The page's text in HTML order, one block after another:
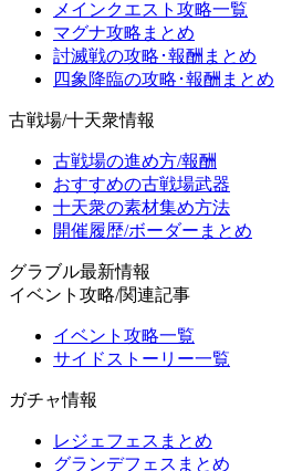
メインクエスト攻略一覧
マグナ攻略まとめ
討滅戦の攻略･報酬まとめ
四象降臨の攻略･報酬まとめ
古戦場/十天衆情報
古戦場の進め方/報酬
おすすめの古戦場武器
十天衆の素材集め方法
開催履歴/ボーダーまとめ
グラブル最新情報
イベント攻略/関連記事
イベント攻略一覧
サイドストーリー一覧
ガチャ情報
レジェフェスまとめ
グランデフェスまとめ